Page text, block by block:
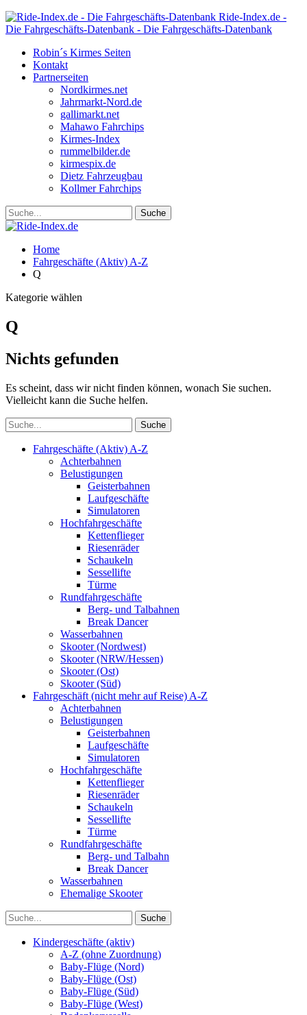
Ride-Index.de -
Die Fahrgeschäfts-Datenbank - Die Fahrgeschäfts-Datenbank
Robin´s Kirmes Seiten
Kontakt
Partnerseiten
Nordkirmes.net
Jahrmarkt-Nord.de
gallimarkt.net
Mahawo Fahrchips
Kirmes-Index
rummelbilder.de
kirmespix.de
Dietz Fahrzeugbau
Kollmer Fahrchips
Home
Fahrgeschäfte (Aktiv) A-Z
Q
Kategorie wählen
Q
Nichts gefunden
Es scheint, dass wir nicht finden können, wonach Sie suchen.
Vielleicht kann die Suche helfen.
Fahrgeschäfte (Aktiv) A-Z
Achterbahnen
Belustigungen
Geisterbahnen
Laufgeschäfte
Simulatoren
Hochfahrgeschäfte
Kettenflieger
Riesenräder
Schaukeln
Sessellifte
Türme
Rundfahrgeschäfte
Berg- und Talbahnen
Break Dancer
Wasserbahnen
Skooter (Nordwest)
Skooter (NRW/Hessen)
Skooter (Ost)
Skooter (Süd)
Fahrgeschäft (nicht mehr auf Reise) A-Z
Achterbahnen
Belustigungen
Geisterbahnen
Laufgeschäfte
Simulatoren
Hochfahrgeschäfte
Kettenflieger
Riesenräder
Schaukeln
Sessellifte
Türme
Rundfahrgeschäfte
Berg- und Talbahn
Break Dancer
Wasserbahnen
Ehemalige Skooter
Kindergeschäfte (aktiv)
A-Z (ohne Zuordnung)
Baby-Flüge (Nord)
Baby-Flüge (Ost)
Baby-Flüge (Süd)
Baby-Flüge (West)